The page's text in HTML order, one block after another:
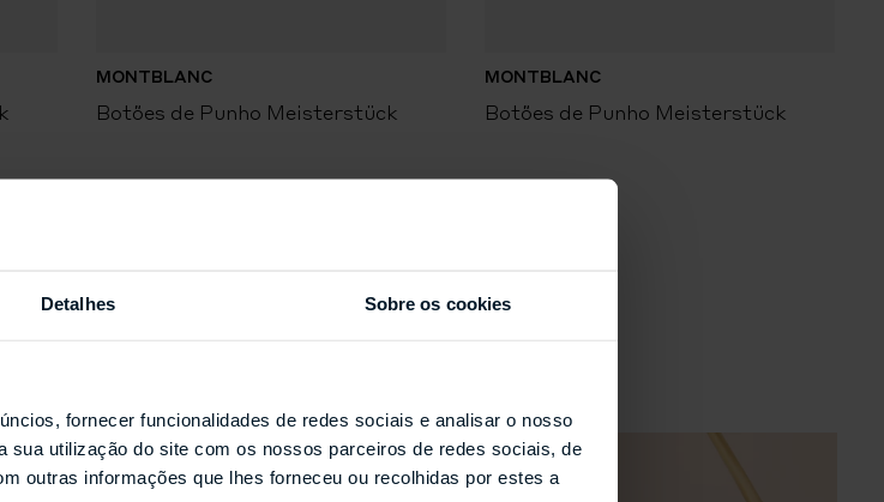
Detalhes Sobre os cookies
fornecer funcionalidades de redes sociais e analisar o nosso
sua utilização do site com os nossos parceiros de redes sociais, de
outras informações que lhes forneceu ou recolhidas por estes a
MONTBLANC
Botões de Punho Meisterstück
MONTBLANC
Botões de Punho Meisterstück
Selecionadas